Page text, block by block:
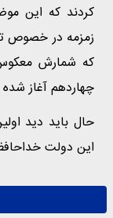
کردند که این
زمزمه در خصوص
که شمارش معکوس
چهاردهم آغاز
حال باید دید
این دولت